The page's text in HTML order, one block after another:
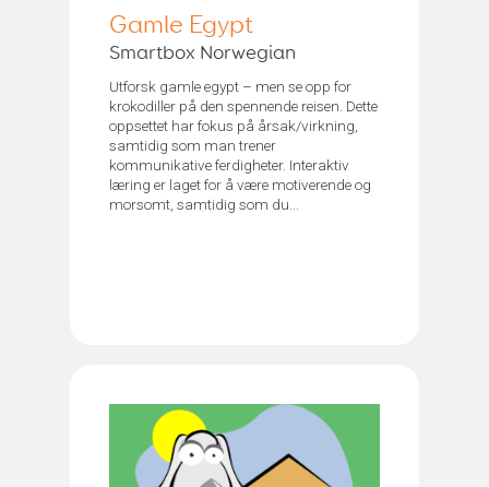
Gamle Egypt
Smartbox Norwegian
Utforsk gamle egypt – men se opp for
krokodiller på den spennende reisen. Dette
oppsettet har fokus på årsak/virkning,
samtidig som man trener
kommunikative ferdigheter. Interaktiv
læring er laget for å være motiverende og
morsomt, samtidig som du...